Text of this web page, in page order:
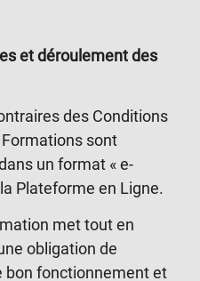
et déroulement des
des Conditions
sont
un format « e-
Plateforme en Ligne.
met tout en
obligation de
bon fonctionnement et